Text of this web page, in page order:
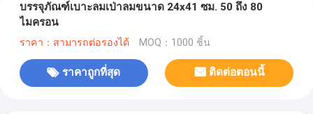
บรรจุภัณฑ์เบาะลมเป่าลมขนาด 24x41 ซม. 50 ถึง 80
ไมครอน
ราคา：สามารถต่อรองได้ MOQ：1000 ชิ้น
ราคาถูกที่สุด ติดต่อตอนนี้